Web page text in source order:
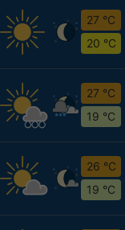
27 °C
20 °C
27 °C
19 °C
26 °C
19 °C